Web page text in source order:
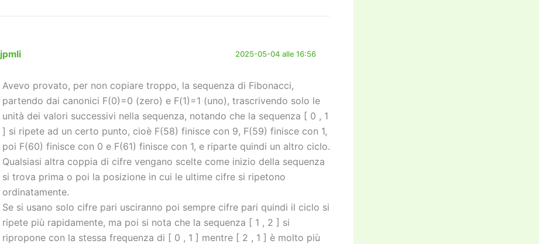
jpmli 2025-05-04 alle 16:56
Avevo provato, per non copiare troppo, la sequenza di Fibonacci,
partendo dai canonici F(0)=0 (zero) e F(1)=1 (uno), trascrivendo solo le
unità dei valori successivi nella sequenza, notando che la sequenza [ 0 , 1
] si ripete ad un certo punto, cioè F(58) finisce con 9, F(59) finisce con 1,
poi F(60) finisce con 0 e F(61) finisce con 1, e riparte quindi un altro ciclo.
Qualsiasi altra coppia di cifre vengano scelte come inizio della sequenza
si trova prima o poi la posizione in cui le ultime cifre si ripetono
ordinatamente.
Se si usano solo cifre pari usciranno poi sempre cifre pari quindi il ciclo si
ripete più rapidamente, ma poi si nota che la sequenza [ 1 , 2 ] si
ripropone con la stessa frequenza di [ 0 , 1 ] mentre [ 2 , 1 ] è molto più